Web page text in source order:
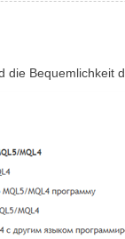
die Bequemlichkeit